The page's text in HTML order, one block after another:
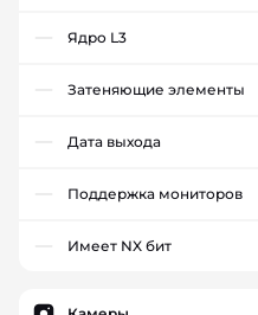
Ядро L3
Затеняющие элементы
Дата выхода
Поддержка мониторов
Имеет NX бит